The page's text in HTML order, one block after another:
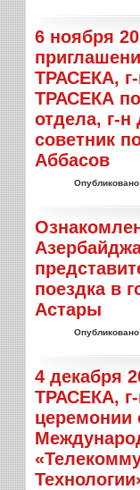
6 ноября
ТРАСЕКА,
ТРАСЕКА
отдела, г-н
советник
Аббасов
поездка в
Астары
4 декабря
ТРАСЕКА,
церемонии